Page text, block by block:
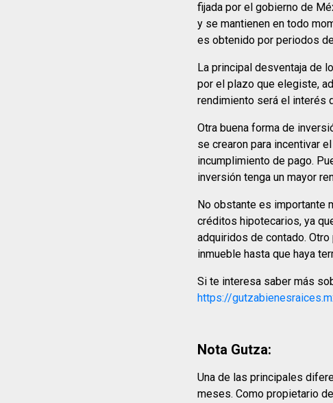
fijada por el gobierno de
y se mantienen en todo
es obtenido por periodos
La principal desventaja de
por el plazo que elegiste,
rendimiento será el interés
Otra buena forma de
se crearon para incentivar
incumplimiento de pago.
inversión tenga un mayor
No obstante es importante
créditos hipotecarios, ya
adquiridos de contado.
inmueble hasta que haya
Si te interesa saber más
https://
Nota Gutza:
Una de las principales
meses. Como propietario